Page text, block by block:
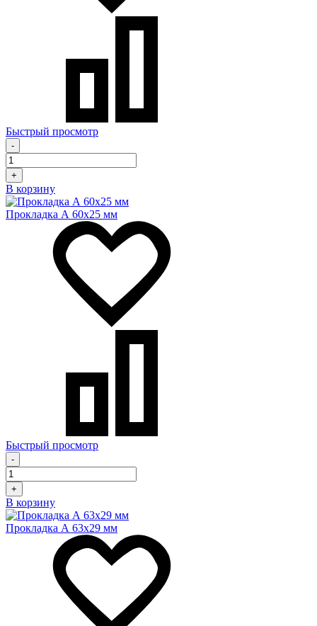
Быстрый просмотр
-
+
В корзину
Прокладка А 60х25 мм
Быстрый просмотр
-
+
В корзину
Прокладка А 63х29 мм